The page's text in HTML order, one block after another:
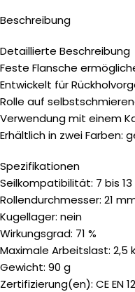
Beschreibung
Detaillierte Beschreibung
Feste Flansche
Entwickelt für
Rolle auf
Verwendung mit einem
Erhältlich in zwei Farben:
Spezifikationen
Seilkompatibilität: 7 bis
Rollendurchmesser: 21
Kugellager: nein
Wirkungsgrad: 71 %
Maximale Arbeitslast: 2,5
Gewicht: 90 g
Zertifizierung(en): CE EN